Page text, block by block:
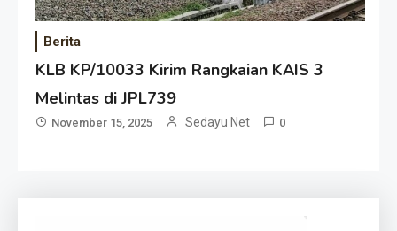
Berita
KLB KP/10033 Kirim Rangkaian KAIS 3
Melintas di JPL739
November 15, 2025 Sedayu Net 0